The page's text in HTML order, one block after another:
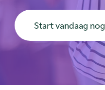
Start vandaag nog